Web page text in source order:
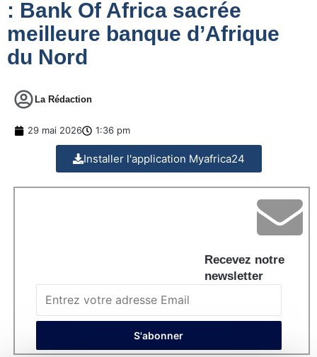
: Bank Of Africa sacrée
meilleure banque d’Afrique
du Nord
La Rédaction
29 mai 2026 1:36 pm
Installer l'application Myafrica24
Recevez notre
newsletter